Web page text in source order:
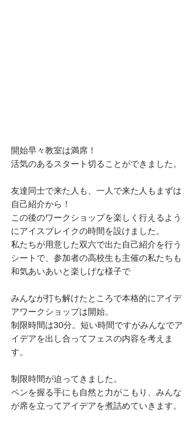
開始早々教室は満席！
活気のあるスタート切ることができました。
友達同士で来た人も、一人で来た人もまずは
自己紹介から！
この後のワークショップを楽しく行えるよう
にアイスブレイクの時間を設けました。
私たちが用意した双六で出た自己紹介を行う
シートで、参加者の高校生も主催の私たちも
和気あいあいと楽しげな様子で
みんなが打ち解けたところで本格的にアイデ
アワークショップは開始。
制限時間は30分。短い時間ですがみんなでア
イデアを出し合ってフェスの内容を考えま
す。
制限時間が迫ってきました。
ペンを握る手にも自然と力がこもり、みんな
が席を立ってアイデアを煮詰めていきます。